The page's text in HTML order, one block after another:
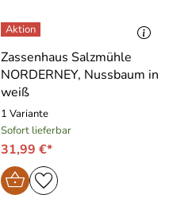
Zassenhaus Salzmühle
NORDERNEY, Nussbaum in
weiß
1 Variante
Sofort lieferbar
31,99 €*